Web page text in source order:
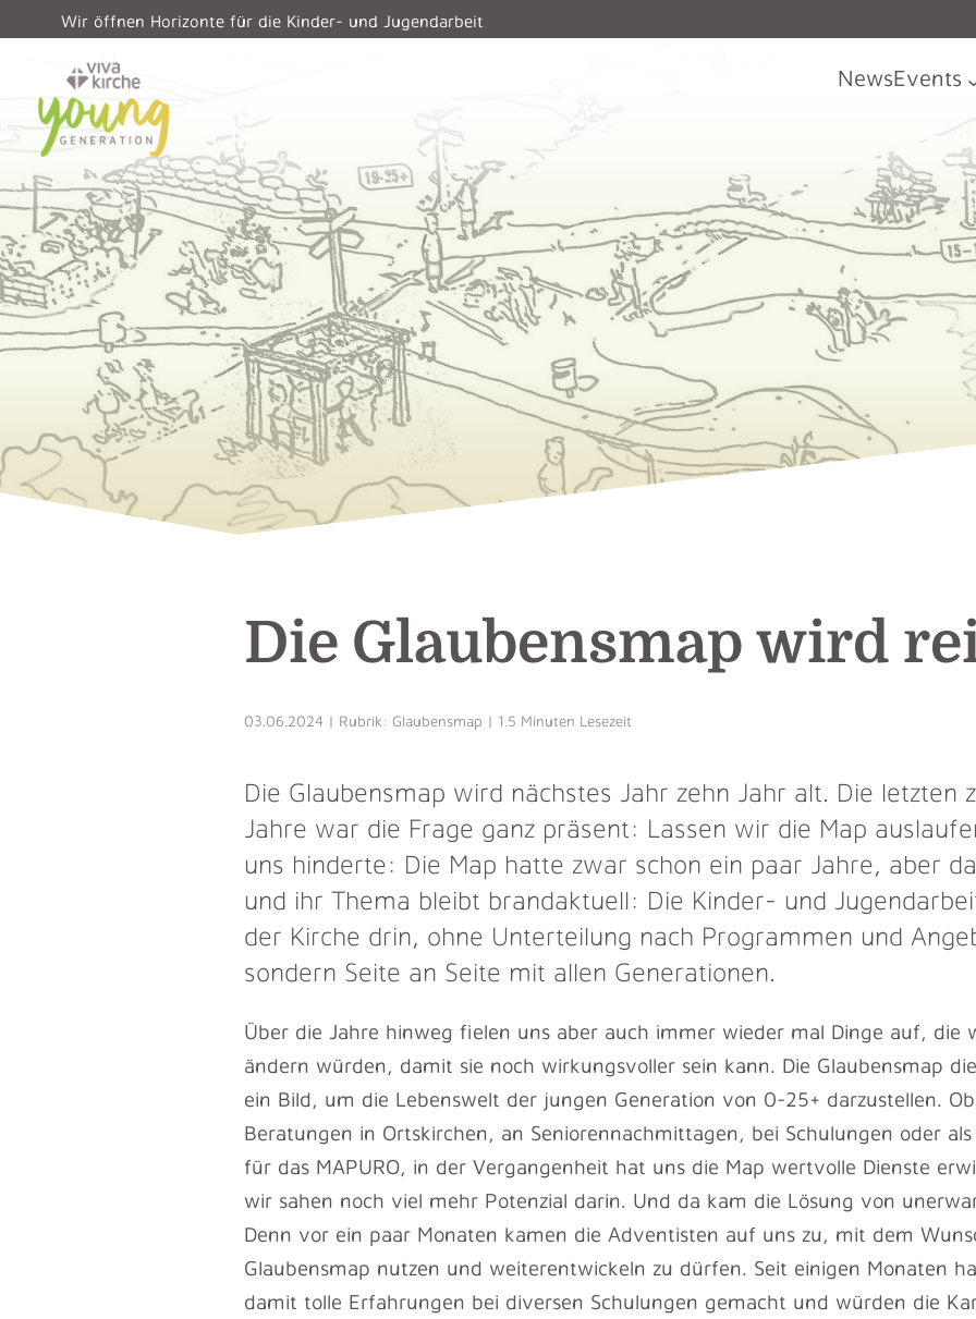
Wir öffnen Horizonte für die Kinder- und Jugendarbeit
NewsEvents
Die Glaubensmap wird
03.06.2024 | Rubrik: Glaubensmap | 1.5 Minuten Lesezeit
Die Glaubensmap wird nächstes Jahr zehn Jahr alt. Die letzten
Jahre war die Frage ganz präsent: Lassen wir die Map
uns hinderte: Die Map hatte zwar schon ein paar Jahre, aber
und ihr Thema bleibt brandaktuell: Die Kinder- und
der Kirche drin, ohne Unterteilung nach Programmen und
sondern Seite an Seite mit allen Generationen.
Über die Jahre hinweg fielen uns aber auch immer wieder mal Dinge auf, die
ändern würden, damit sie noch wirkungsvoller sein kann. Die Glaubensmap
ein Bild, um die Lebenswelt der jungen Generation von 0-25+ darzustellen.
Beratungen in Ortskirchen, an Seniorennachmittagen, bei Schulungen oder
für das MAPURO, in der Vergangenheit hat uns die Map wertvolle Dienste
wir sahen noch viel mehr Potenzial darin. Und da kam die Lösung von
Denn vor ein paar Monaten kamen die Adventisten auf uns zu, mit dem
Glaubensmap nutzen und weiterentwickeln zu dürfen. Seit einigen Monaten
damit tolle Erfahrungen bei diversen Schulungen gemacht und würden die